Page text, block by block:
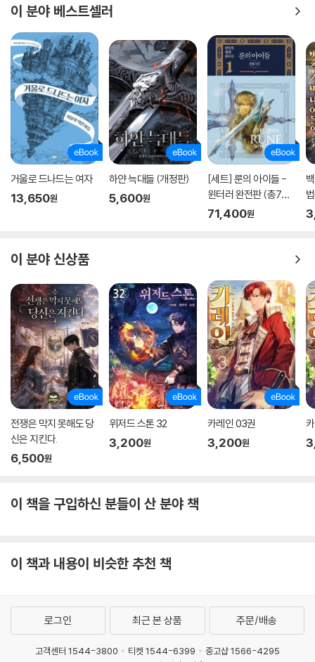
이 분야 베스트셀러
거울로 드나드는 여자
13,650원
하얀 늑대들 (개정판)
5,600원
[세트] 룬의 아이들 -
윈터러 완전판 (총7권/
완결)
71,400원
이 분야 신상품
전쟁은 막지 못해도 당
신은 지킨다.
6,500원
위저드 스톤 32
3,200원
카레인 03권
3,200원
이 책을 구입하신 분들이 산 분야 책
이 책과 내용이 비슷한 추천 책
로그인 최근 본 상품 주문/배송
고객센터 1544-3800 티켓 1544-6399
중고샵 1566-4295